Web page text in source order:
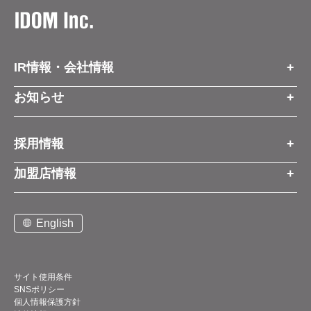
IR情報・会社情報
IR情報トップ
会社情報
お知らせ
経営方針
事業展開
中期経営計画
デジタルトランスフォーメーション（DX）
お知らせ
プレスリリース
コーポレートブログ
お問い合わせ
採用情報
採用情報トップ
新卒営業職
中途営業職
新卒・中途アフターサービス職
アルバイト
加盟店情報
ご契約までの流れと費用
仕組みメリット
加盟店紹介
English
サイト使用条件
SNSポリシー
個人情報保護方針